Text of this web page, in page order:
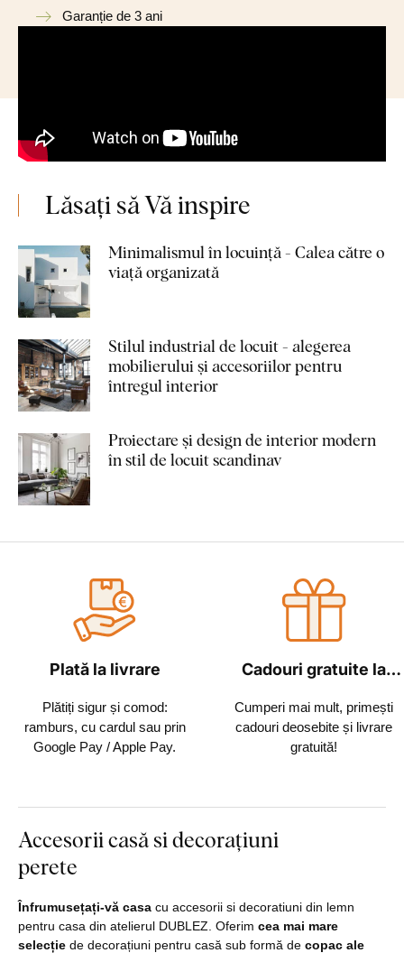
Garanție de 3 ani
Lăsați să Vă inspire
Minimalismul în locuință - Calea către o
viață organizată
Stilul industrial de locuit - alegerea
mobilierului și accesoriilor pentru
întregul interior
Proiectare și design de interior modern
în stil de locuit scandinav
Plată la livrare
Plătiți sigur și comod:
ramburs, cu cardul sau prin
Google Pay / Apple Pay.
Cadouri gratuite la
Cumperi mai mult, primești
cadouri deosebite și livrare
gratuită!
Accesorii casă si decorațiuni
perete
Înfrumusețați-vă casa cu accesorii si decoratiuni din lemn
pentru casa din atelierul DUBLEZ. Oferim cea mai mare
selecție de decorațiuni pentru casă sub formă de copac ale